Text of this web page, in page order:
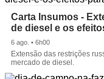
Carta Insumos -
de diesel e os
6 ago. • 6h00
Extensão das restrições
mercado de diesel.